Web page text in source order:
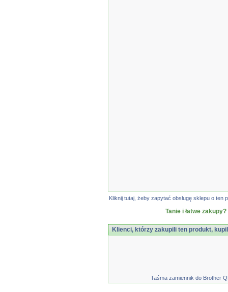
Kliknij tutaj, żeby zapytać obsługę sklepu o
Tanie i łatwe
Klienci, którzy zakupili ten produkt,
Taśma zamiennik do Brother